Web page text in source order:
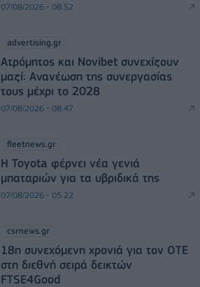
07/08/2026 - 08:52
advertising.gr
Ατρόμητος και Novibet συνεχίζουν
μαζί: Ανανέωση της συνεργασίας
τους μέχρι το 2028
07/08/2026 - 08:47
fleetnews.gr
Η Toyota φέρνει νέα γενιά
μπαταριών για τα υβριδικά της
07/08/2026 - 05:22
csrnews.gr
18η συνεχόμενη χρονιά για τον ΟΤΕ
στη διεθνή σειρά δεικτών
FTSE4Good